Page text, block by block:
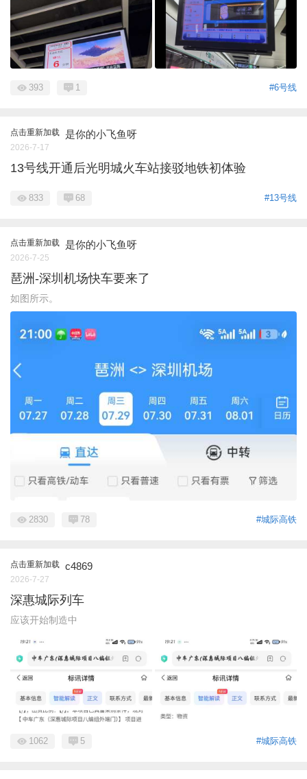
#6号线
393 1
点击重新加载 是你的小飞鱼呀
2026-7-17
13号线开通后光明城火车站接驳地铁初体验
#13号线
833 68
点击重新加载 是你的小飞鱼呀
2026-7-25
琶洲-深圳机场快车要来了
如图所示。
#城际高铁
2830 78
点击重新加载 c4869
2026-7-27
深惠城际列车
应该开始制造中
#城际高铁
1062 5